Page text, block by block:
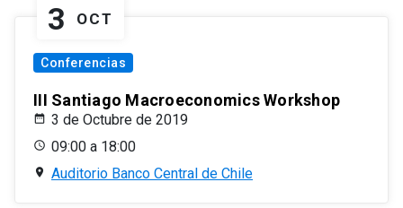
3 OCT
Conferencias
III Santiago Macroeconomics Workshop
3 de Octubre de 2019
09:00 a 18:00
Auditorio Banco Central de Chile